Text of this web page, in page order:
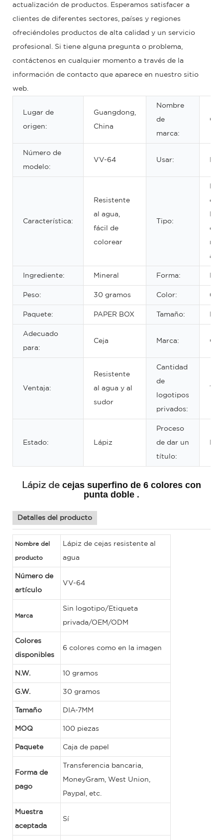
actualización de productos. Esperamos satisfacer a
clientes de diferentes sectores, países y regiones
ofreciéndoles productos de alta calidad y un servicio
profesional. Si tiene alguna pregunta o problema,
contáctenos en cualquier momento a través de la
información de contacto que aparece en nuestro sitio
web.
Lugar de
origen:
Guangdong,
China
Nombre
de
marca:
Número de
modelo:
VV-64 Usar:
Característica:
Resistente
al agua,
fácil de
colorear
Tipo:
al
Ingrediente: Mineral Forma:
Peso: 30 gramos Color: 6
Paquete: PAPER BOX Tamaño:
Adecuado
para:
Ceja Marca:
Ventaja:
Resistente
al agua y al
sudor
Cantidad
de
logotipos
privados:
Estado: Lápiz
Proceso
de dar un
título:
Lápiz de cejas superfino de 6 colores con
punta doble .
Detalles del producto
Nombre del
producto
Lápiz de cejas resistente al
agua
Número de
artículo
VV-64
Marca
Sin logotipo/Etiqueta
privada/OEM/ODM
Colores
disponibles
6 colores como en la imagen
N.W. 10 gramos
G.W. 30 gramos
Tamaño DIA-7MM
MOQ 100 piezas
Paquete Caja de papel
Forma de
pago
Transferencia bancaria,
MoneyGram, West Union,
Paypal, etc.
Muestra
aceptada
Sí